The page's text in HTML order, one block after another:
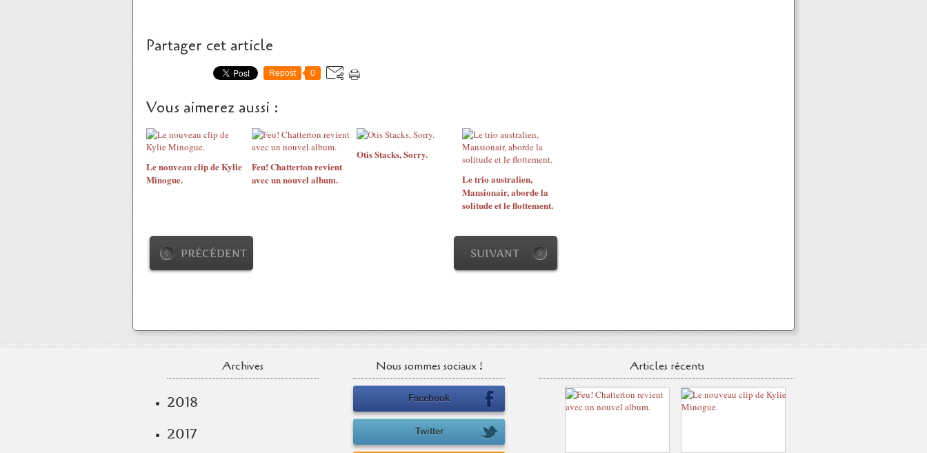
Partager cet article
Repost 0
Vous aimerez aussi :
Le nouveau clip de Kylie
Minogue.
Feu! Chatterton revient
avec un nouvel album.
Otis Stacks, Sorry.
Le trio australien,
Mansionair, aborde la
solitude et le flottement.
PRÉCÉDENT SUIVANT
Archives
2018
2017
Nous sommes sociaux !
Facebook
Twitter
Articles récents